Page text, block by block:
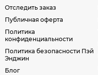
Отследить заказ
Публичная оферта
Политика
конфиденциальности
Политика безопасности Пэй
Энджин
Блог